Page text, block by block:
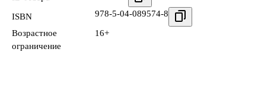
ISBN 978-5-04-089574-8
Возрастное
ограничение
16+